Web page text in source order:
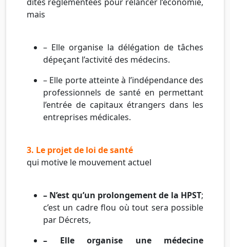
mais
– Elle organise la délégation de tâches
dépeçant l’activité des médecins.
– Elle porte atteinte à l’indépendance des
professionnels de santé en permettant
l’entrée de capitaux étrangers dans les
entreprises médicales.
3. Le projet de loi de santé
qui motive le mouvement actuel
– N’est qu’un prolongement de la HPST;
c’est un cadre flou où tout sera possible
par Décrets,
– Elle organise une médecine